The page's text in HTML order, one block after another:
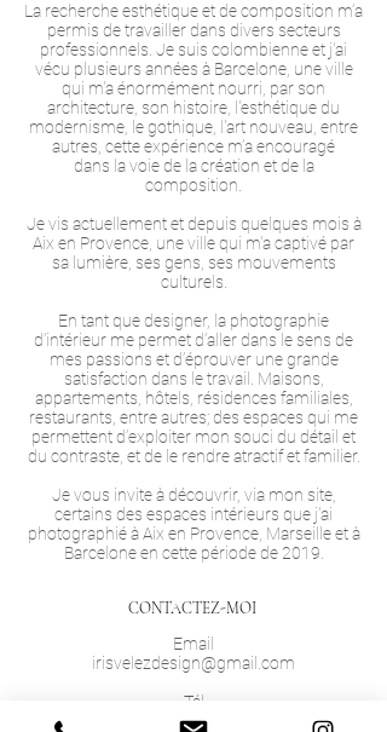
La recherche esthétique et de composition m’a
permis de travailler dans divers secteurs
professionnels. Je suis colombienne et j'ai
vécu plusieurs années à Barcelone, une ville
qui m'a énormément nourri, par son
architecture, son histoire, l'esthétique du
modernisme, le gothique, l'art nouveau, entre
autres, cette expérience m’a encouragé
dans la voie de la création et de la
composition.
Je vis actuellement et depuis quelques mois à
Aix en Provence, une ville qui m'a captivé par
sa lumière, ses gens, ses mouvements
culturels.
En tant que designer, la photographie
d’intérieur me permet d’aller dans le sens de
mes passions et d’éprouver une grande
satisfaction dans le travail. Maisons,
appartements, hôtels, résidences familiales,
restaurants, entre autres; des espaces qui me
permettent d’exploiter mon souci du détail et
du contraste, et de le rendre atractif et familier.
Je vous invite à découvrir, via mon site,
certains des espaces intérieurs que j'ai
photographié à Aix en Provence, Marseille et à
Barcelone en cette période de 2019.
CONTACTEZ-MOI
Email
irisvelezdesign@gmail.com
Tél
33 (0) 626 649 460